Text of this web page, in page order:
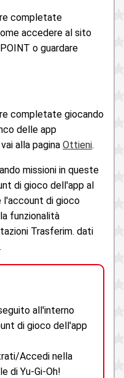
completate
accedere al sito
o guardare
completate giocando
delle app
alla pagina Ottieni.
missioni in queste
di gioco dell'app al
l'account di gioco
funzionalità
Trasferim. dati
all'interno
di gioco dell'app
Accedi nella
di Yu-Gi-Oh!